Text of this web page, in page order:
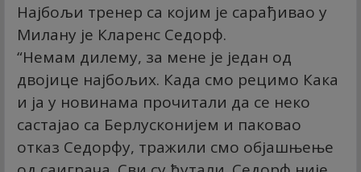
Најбољи тренер са којим је сарађивао у
Милану је Кларенс Седорф.
“Немам дилему, за мене је један од
двојице најбољих. Када смо рецимо Кака
и ја у новинама прочитали да се неко
састајао са Берлусконијем и паковао
отказ Седорфу, тражили смо објашњење